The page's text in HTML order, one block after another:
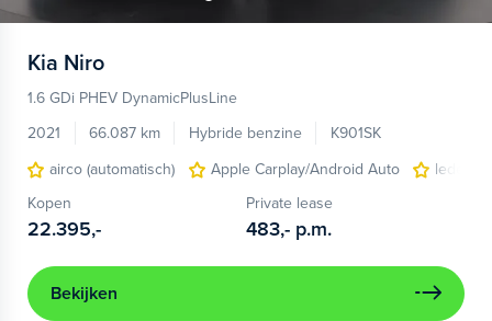
Kia Niro
1.6 GDi PHEV DynamicPlusLine
2021
66.087 km Hybride benzine
K901SK
airco (automatisch)
Apple Carplay/Android Auto
Kopen
22.395,-
Private lease
483,- p.m.
Bekijken